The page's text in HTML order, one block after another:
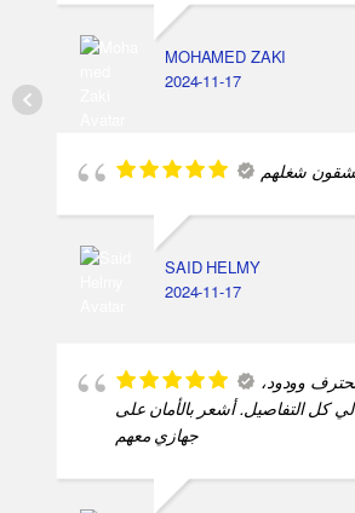
MOHAMED ZAKI
2024-11-17
شغلهم
SAID HELMY
2024-11-17
وودود،
كل التفاصيل. أشعر بالأمان على
جهازي معهم